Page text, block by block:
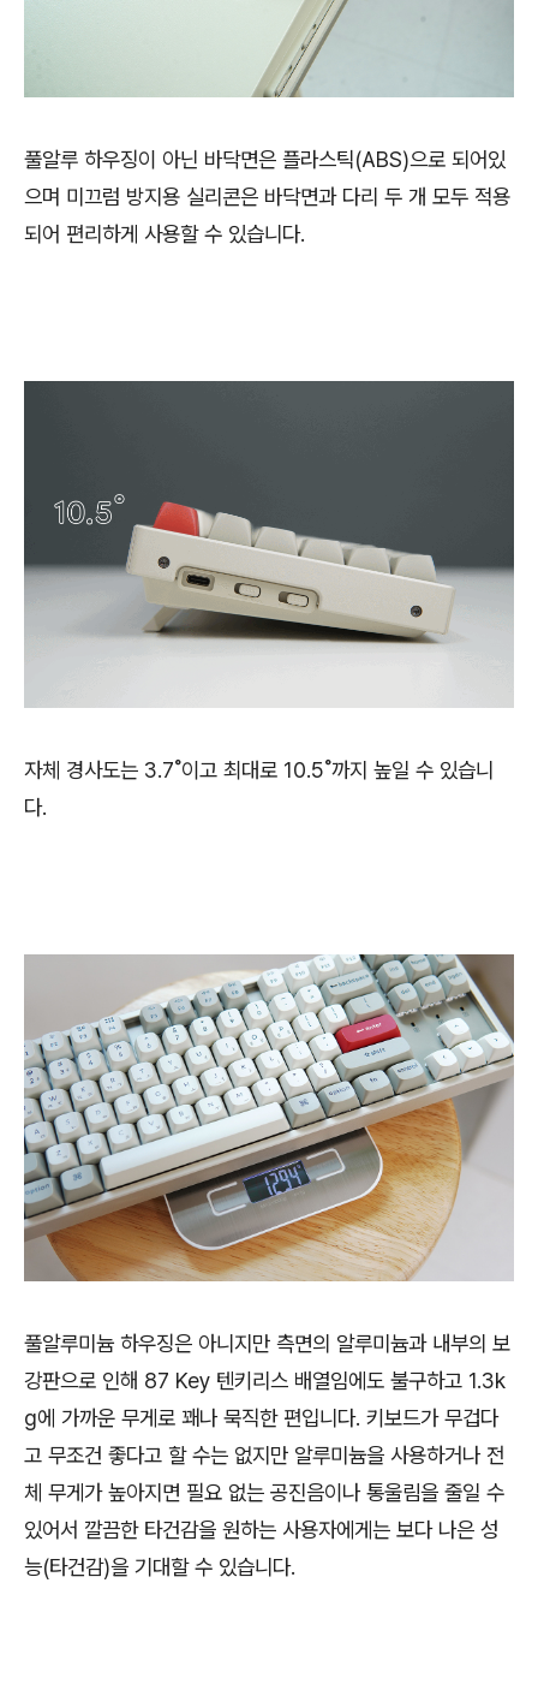
풀알루 하우징이 아닌 바닥면은 플라스틱(ABS)으로 되어있
으며 미끄럼 방지용 실리콘은 바닥면과 다리 두 개 모두 적용
되어 편리하게 사용할 수 있습니다.
자체 경사도는 3.7˚이고 최대로 10.5˚까지 높일 수 있습니
다.
풀알루미늄 하우징은 아니지만 측면의 알루미늄과 내부의 보
강판으로 인해 87 Key 텐키리스 배열임에도 불구하고 1.3k
g에 가까운 무게로 꽤나 묵직한 편입니다. 키보드가 무겁다
고 무조건 좋다고 할 수는 없지만 알루미늄을 사용하거나 전
체 무게가 높아지면 필요 없는 공진음이나 통울림을 줄일 수
있어서 깔끔한 타건감을 원하는 사용자에게는 보다 나은 성
능(타건감)을 기대할 수 있습니다.